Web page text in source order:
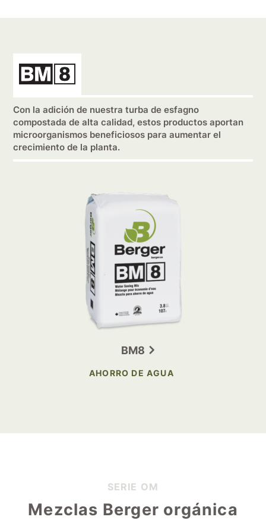
Con la adición de nuestra turba de esfagno
compostada de alta calidad, estos productos aportan
microorganismos beneficiosos para aumentar el
crecimiento de la planta.
BM8
AHORRO DE AGUA
SERIE OM
Mezclas Berger orgánica